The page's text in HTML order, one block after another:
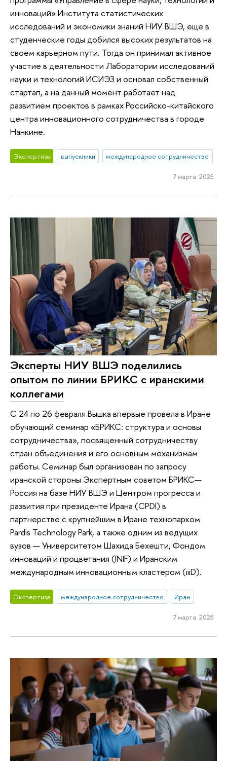
инноваций» Института статистических
исследований и экономики знаний НИУ ВШЭ, еще в
студенческие годы добился высоких результатов на
своем карьерном пути. Тогда он принимал активное
участие в деятельности Лаборатории исследований
науки и технологий ИСИЭЗ и основал собственный
стартап, а на данный момент работает над
развитием проектов в рамках Российско-китайского
центра инновационного сотрудничества в городе
Нанкине.
Экспертиза выпускники международное сотрудничество
7 марта 2025
Эксперты НИУ ВШЭ поделились
опытом по линии БРИКС с иранскими
коллегами
С 24 по 26 февраля Вышка впервые провела в Иране
обучающий семинар «БРИКС: структура и основы
сотрудничества», посвященный сотрудничеству
стран объединения и его основным механизмам
работы. Семинар был организован по запросу
иранской стороны Экспертным советом БРИКС—
Россия на базе НИУ ВШЭ и Центром прогресса и
развития при президенте Ирана (CPDI) в
партнерстве с крупнейшим в Иране технопарком
Pardis Technology Park, а также одним из ведущих
вузов — Университетом Шахида Бехешти, Фондом
инноваций и процветания (INIF) и Иранским
международным инновационным кластером (iiiD).
Экспертиза международное сотрудничество Иран
7 марта 2025